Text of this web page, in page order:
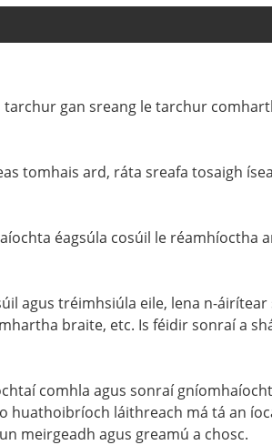
gan sreang le tarchur
tomhais ard, ráta sreafa tosaigh
éagsúla cosúil le réamhíoctha
agus tréimhsiúla eile, lena n-
braite, etc. Is féidir sonraí a
comhla agus sonraí
huathoibríoch láithreach má tá an
meirgeadh agus greamú a chosc.